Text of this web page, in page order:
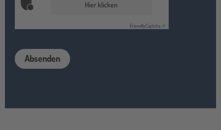
Hier klicken
FriendlyCaptcha ⇗
Absenden